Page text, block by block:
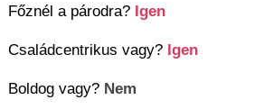
Főznél a párodra? Igen
Családcentrikus vagy? Igen
Boldog vagy? Nem